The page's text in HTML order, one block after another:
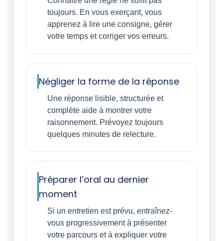
toujours. En vous exerçant, vous
apprenez à lire une consigne, gérer
votre temps et corriger vos erreurs.
Négliger la forme de la réponse
Une réponse lisible, structurée et
complète aide à montrer votre
raisonnement. Prévoyez toujours
quelques minutes de relecture.
Préparer l’oral au dernier
moment
Si un entretien est prévu, entraînez-
vous progressivement à présenter
votre parcours et à expliquer votre